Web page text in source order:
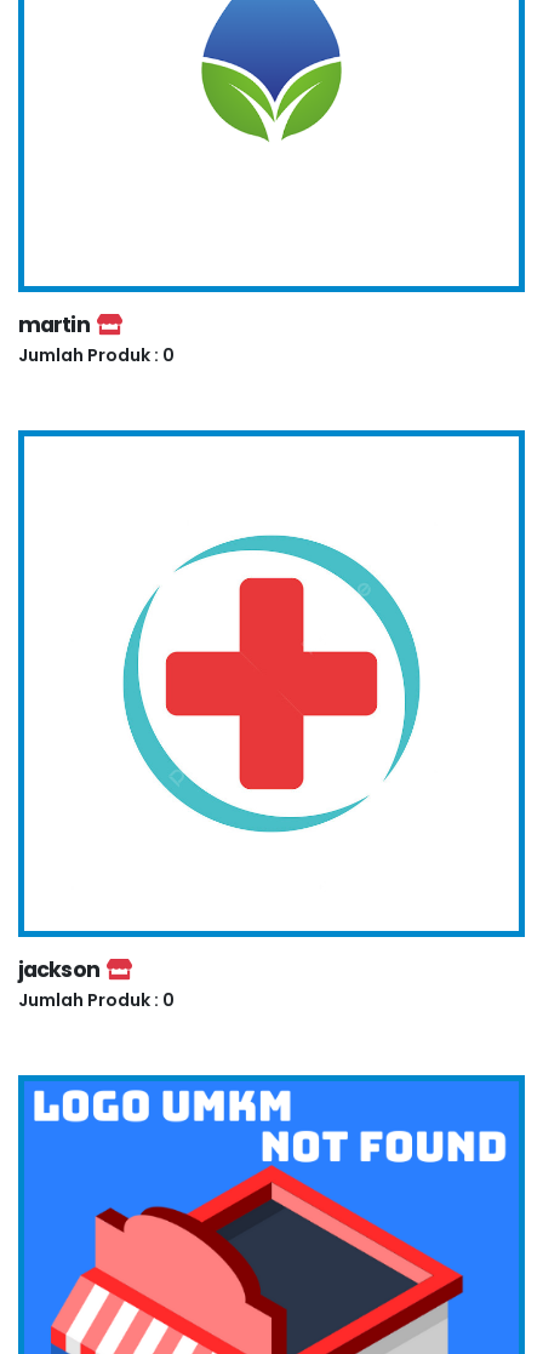
martin
Jumlah Produk : 0
jackson
Jumlah Produk : 0